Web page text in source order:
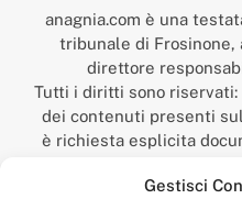
Gestisci
anagnia.com è una
tribunale di Frosinone,
direttore
Tutti i diritti sono
dei contenuti presenti
è richiesta esplicita
“Anagnia” è un marchio